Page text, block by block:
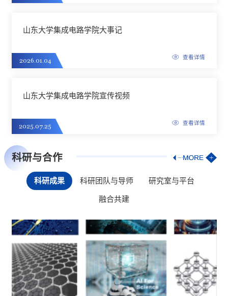
山东大学集成电路学院大事记
2026.01.04 查看详情
山东大学集成电路学院宣传视频
2025.07.25 查看详情
科研与合作
科研成果 科研团队与导师 研究室与平台
融合共建